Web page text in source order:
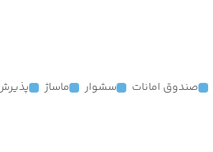
صندوق امانات سشوار ماساژ پذیرش 24